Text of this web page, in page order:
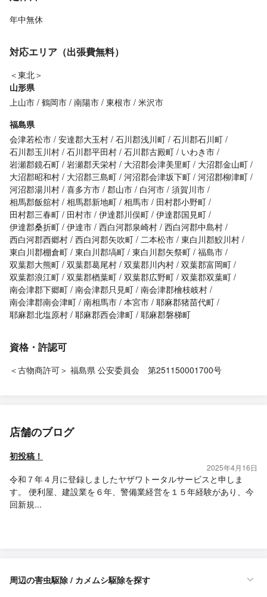
年中無休
対応エリア（出張費無料）
＜東北＞
山形県
上山市 鶴岡市 南陽市 東根市 米沢市
福島県
会津若松市 安達郡大玉村 石川郡浅川町 石川郡石川町
石川郡玉川村 石川郡平田村 石川郡古殿町
いわき市
岩瀬郡鏡石町 岩瀬郡天栄村 大沼郡会津美里町
大沼郡金山町
大沼郡昭和村
大沼郡三島町 河沼郡会津坂下町 河沼郡柳津町
河沼郡湯川村 喜多方市 郡山市 白河市 須賀川市
相馬郡飯舘村 相馬郡新地町 相馬市
田村郡小野町
田村郡三春町
田村市 伊達郡川俣町 伊達郡国見町
伊達郡桑折町 伊達市 西白河郡泉崎村 西白河郡中島村
西白河郡西郷村 西白河郡矢吹町 二本松市 東白川郡鮫川村
東白川郡棚倉町 東白川郡塙町 東白川郡矢祭町 福島市
双葉郡大熊町 双葉郡葛尾村 双葉郡川内村 双葉郡富岡町
双葉郡浪江町 双葉郡楢葉町 双葉郡広野町 双葉郡双葉町
南会津郡下郷町 南会津郡只見町 南会津郡檜枝岐村
南会津郡南会津町 南相馬市 本宮市 耶麻郡猪苗代町
耶麻郡北塩原村 耶麻郡西会津町 耶麻郡磐梯町
資格・許認可
＜古物商許可＞ 福島県 公安委員会 第251150001700号
店舗のブログ
初投稿！
2025年4月16日
令和７年４月に登録しましたヤザワトータルサービスと申しま
す。 便利屋、建設業を６年、警備業経営を１５年経験があり、今
回新規...
周辺の害虫駆除 / カメムシ駆除を探す